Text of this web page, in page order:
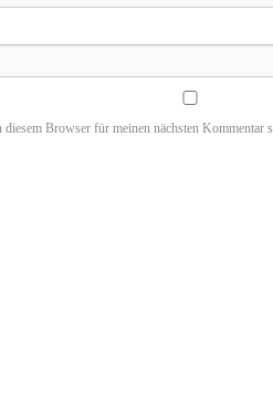
Browser für meinen nächsten Kommentar